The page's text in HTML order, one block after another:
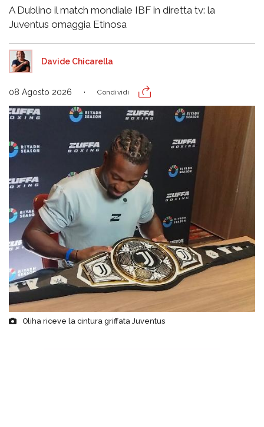
A Dublino il match mondiale IBF in diretta tv: la
Juventus omaggia Etinosa
Davide Chicarella
08 Agosto 2026 Condividi
Oliha riceve la cintura griffata Juventus